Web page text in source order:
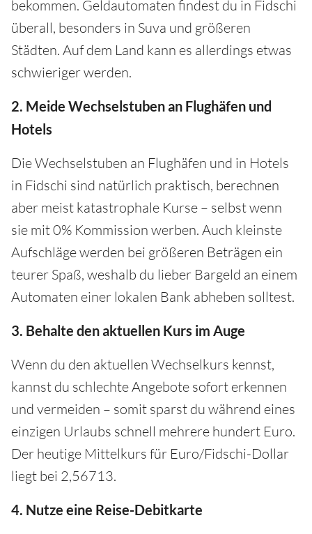
bekommen. Geldautomaten findest du in Fidschi
überall, besonders in Suva und größeren
Städten. Auf dem Land kann es allerdings etwas
schwieriger werden.
2. Meide Wechselstuben an Flughäfen und
Hotels
Die Wechselstuben an Flughäfen und in Hotels
in Fidschi sind natürlich praktisch, berechnen
aber meist katastrophale Kurse – selbst wenn
sie mit 0% Kommission werben. Auch kleinste
Aufschläge werden bei größeren Beträgen ein
teurer Spaß, weshalb du lieber Bargeld an einem
Automaten einer lokalen Bank abheben solltest.
3. Behalte den aktuellen Kurs im Auge
Wenn du den aktuellen Wechselkurs kennst,
kannst du schlechte Angebote sofort erkennen
und vermeiden – somit sparst du während eines
einzigen Urlaubs schnell mehrere hundert Euro.
Der heutige Mittelkurs für Euro/Fidschi-Dollar
liegt bei 2,56713.
4. Nutze eine Reise-Debitkarte